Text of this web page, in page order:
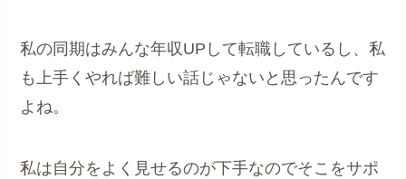
私の同期はみんな年収UPして転職しているし、私
も上手くやれば難しい話じゃないと思ったんです
よね。
私は自分をよく見せるのが下手なのでそこをサポ